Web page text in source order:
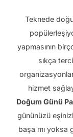
Teknede
yapmasının
sıkça
hizmet
Doğum Günü
gününüzü
başa mı yoksa